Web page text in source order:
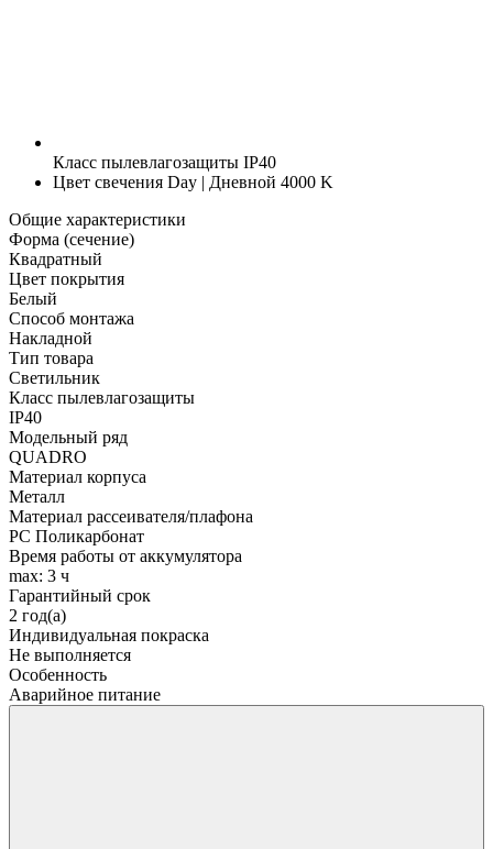
Класс пылевлагозащиты IP40
Цвет свечения Day | Дневной 4000 K
Общие характеристики
Форма (сечение)
Квадратный
Цвет покрытия
Белый
Способ монтажа
Накладной
Тип товара
Светильник
Класс пылевлагозащиты
IP40
Модельный ряд
QUADRO
Материал корпуса
Металл
Материал рассеивателя/плафона
PC Поликарбонат
Время работы от аккумулятора
max: 3 ч
Гарантийный срок
2 год(а)
Индивидуальная покраска
Не выполняется
Особенность
Аварийное питание